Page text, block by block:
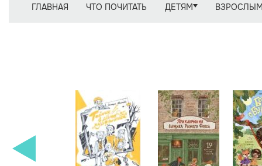
ГЛАВНАЯ ЧТО ПОЧИТАТЬ ДЕТЯМ